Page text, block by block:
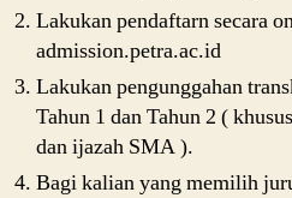
Lakukan pendaftarn secara
admission.petra.ac.id
Lakukan pengunggahan
Tahun 1 dan Tahun 2 (
dan ijazah SMA ).
Bagi kalian yang memilih